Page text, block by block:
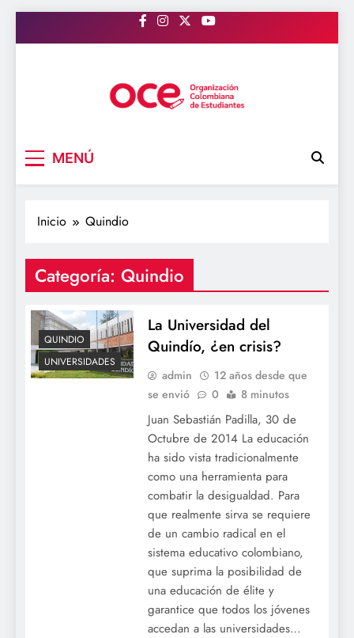
al
MENÚ
Inicio Quindio
Categoría: Quindio
QUINDIO
UNIVERSIDADES
La Universidad del
Quindío, ¿en crisis?
admin
12 años desde que
se envió
0 8 minutos
Juan Sebastián Padilla, 30 de
Octubre de 2014 La educación
ha sido vista tradicionalmente
como una herramienta para
combatir la desigualdad. Para
que realmente sirva se requiere
de un cambio radical en el
sistema educativo colombiano,
que suprima la posibilidad de
una educación de élite y
garantice que todos los jóvenes
accedan a las universidades…